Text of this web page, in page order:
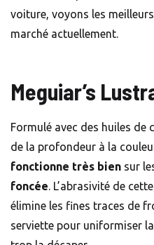
voiture, voyons les
marché actuellement.
Meguiar’s
Formulé avec des huiles
de la profondeur à la
fonctionne très bien sur
foncée. L’abrasivité de
élimine les fines traces de
serviette pour uniformiser